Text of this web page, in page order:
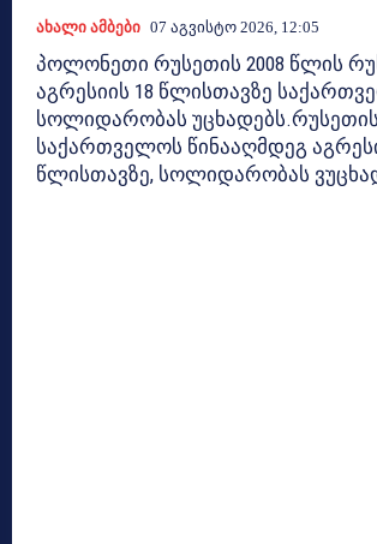
Ახალი Ამბები 07 Აგვისტო 2026, 12:05
პოლონეთი რუსეთის 2008 წლის
აგრესიის 18 წლისთავზე
სოლიდარობას
საქართველოს წინააღმდეგ
წლისთავზე, სოლიდარობას